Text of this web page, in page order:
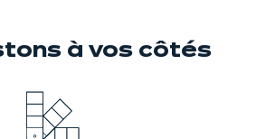
à vos côtés